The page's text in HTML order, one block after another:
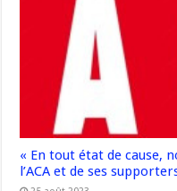
« En tout état de cause,
l’ACA et de ses